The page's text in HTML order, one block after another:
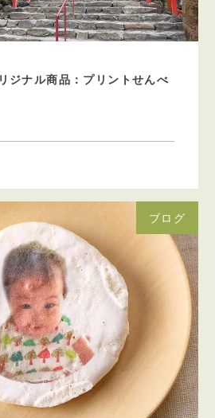
ジナル商品：プリントせんべ
ブログ